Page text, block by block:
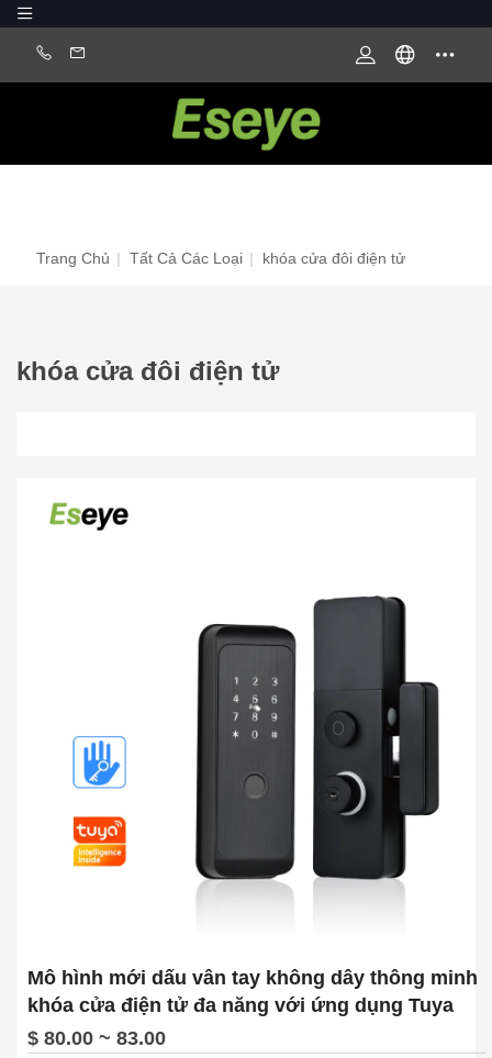
Trang Chủ | Tất Cả Các Loại | khóa cửa đôi điện tử
khóa cửa đôi điện tử
Mô hình mới dấu vân tay không dây thông minh
khóa cửa điện tử đa năng với ứng dụng Tuya
$ 80.00 ~ 83.00